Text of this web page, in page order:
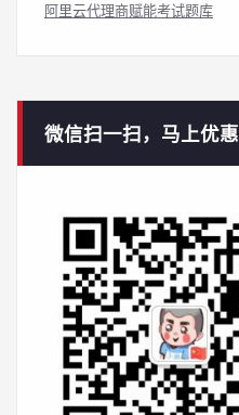
阿里云代理商赋能考试题库
微信扫一扫，马上优惠